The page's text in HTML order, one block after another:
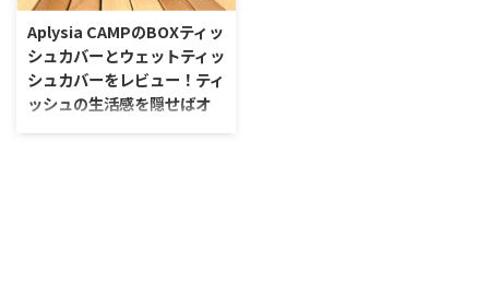
Aplysia CAMPのBOXティッ
シュカバーとウェットティッ
シュカバーをレビュー！ティ
ッシュの生活感を隠せばオ